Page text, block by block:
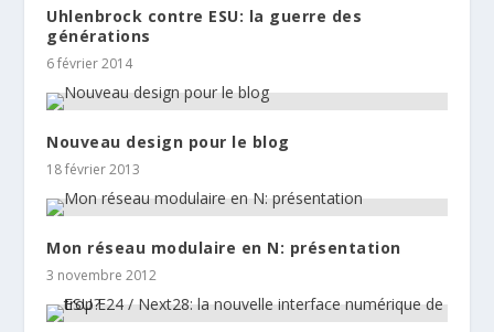
Uhlenbrock contre ESU: la guerre des
générations
6 février 2014
Nouveau design pour le blog
18 février 2013
Mon réseau modulaire en N: présentation
3 novembre 2012